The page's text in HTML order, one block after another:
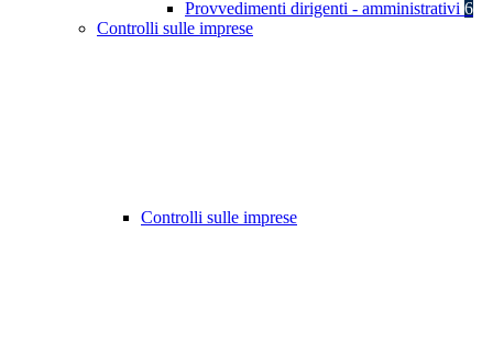
Provvedimenti dirigenti - amministrativi 6
Controlli sulle imprese
Controlli sulle imprese